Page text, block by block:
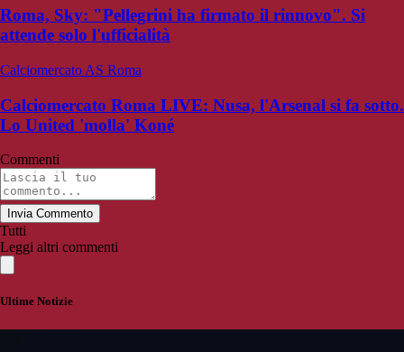
Roma, Sky: "Pellegrini ha firmato il rinnovo". Si
attende solo l'ufficialità
Calciomercato AS Roma
Calciomercato Roma LIVE: Nusa, l'Arsenal si fa sotto.
Lo United 'molla' Koné
Commenti
Invia Commento
Tutti
Leggi altri commenti
Ultime Notizie